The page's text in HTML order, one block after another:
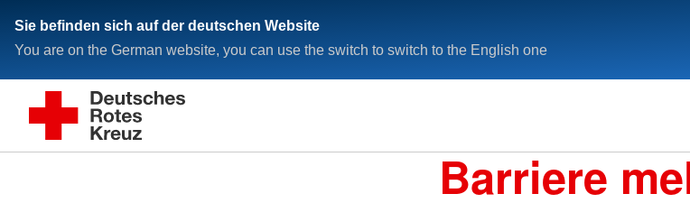
Sie befinden sich auf der deutschen Website
You are on the German website, you can use the switch to switch to the English one
Barriere